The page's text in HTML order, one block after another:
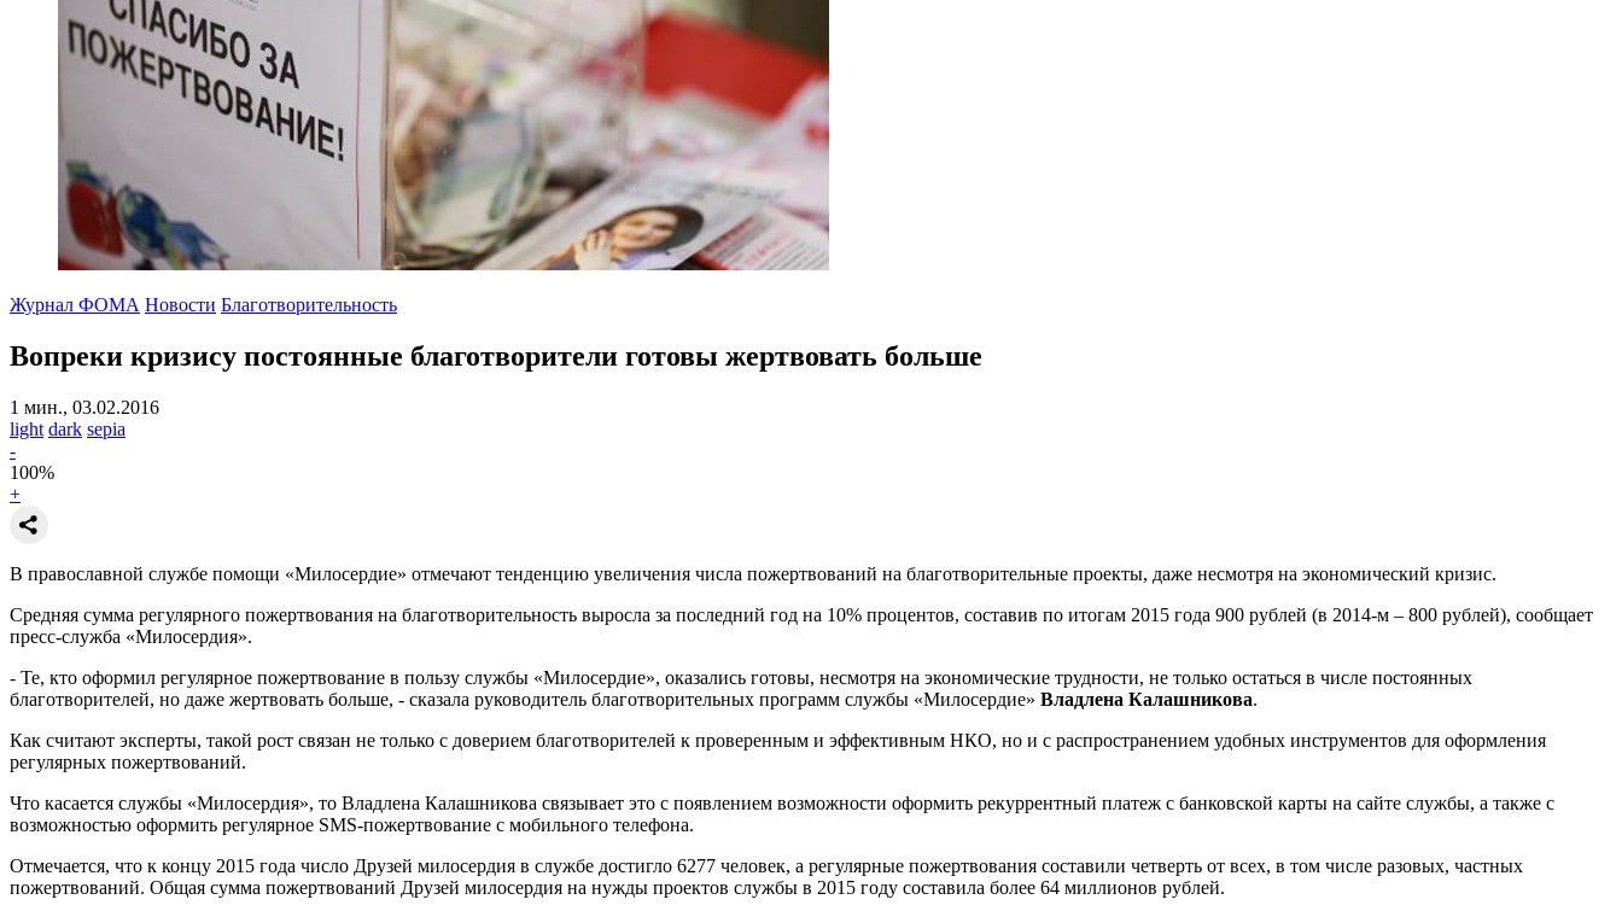
Журнал ФОМА Новости Благотворительность
Вопреки кризису постоянные благотворители готовы жертвовать больше
1 мин., 03.02.2016
light dark sepia
-
100%
+
В православной службе помощи «Милосердие» отмечают тенденцию увеличения числа пожертвований на благотворительные проекты, даже несмотря на экономический кризис.
Средняя сумма регулярного пожертвования на благотворительность выросла за последний год на 10% процентов, составив по итогам 2015 года 900 рублей (в 2014-м – 800 рублей), сообщает
пресс-служба «Милосердия».
- Те, кто оформил регулярное пожертвование в пользу службы «Милосердие», оказались готовы, несмотря на экономические трудности, не только остаться в числе постоянных
благотворителей, но даже жертвовать больше, - сказала руководитель благотворительных программ службы «Милосердие» Владлена Калашникова.
Как считают эксперты, такой рост связан не только с доверием благотворителей к проверенным и эффективным НКО, но и с распространением удобных инструментов для оформления
регулярных пожертвований.
Что касается службы «Милосердия», то Владлена Калашникова связывает это с появлением возможности оформить рекуррентный платеж с банковской карты на сайте службы, а также с
возможностью оформить регулярное SMS-пожертвование с мобильного телефона.
Отмечается, что к концу 2015 года число Друзей милосердия в службе достигло 6277 человек, а регулярные пожертвования составили четверть от всех, в том числе разовых, частных
пожертвований. Общая сумма пожертвований Друзей милосердия на нужды проектов службы в 2015 году составила более 64 миллионов рублей.